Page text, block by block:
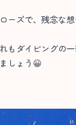
ーズで、残念な
もダイビングの
しょう😀